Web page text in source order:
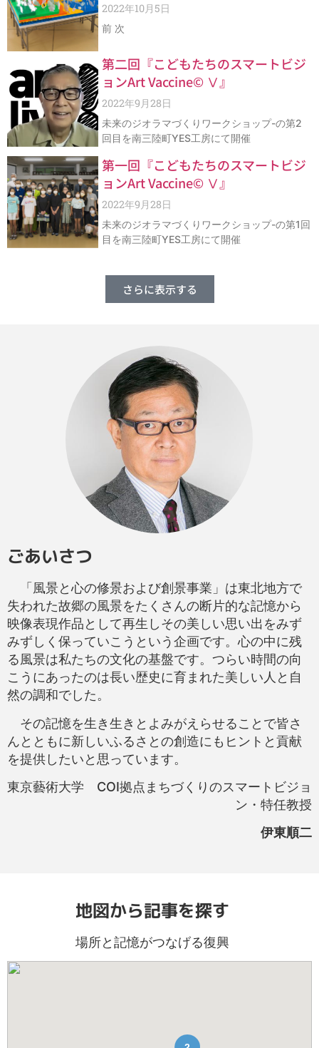
2022年10月5日
前 次
第二回『こどもたちのスマートビジ
ョンArt Vaccine©︎ Ⅴ』
2022年9月28日
未来のジオラマづくりワークショップ-の第2
回目を南三陸町YES工房にて開催
第一回『こどもたちのスマートビジ
ョンArt Vaccine©︎ Ⅴ』
2022年9月28日
未来のジオラマづくりワークショップ-の第1回
目を南三陸町YES工房にて開催
さらに表示する
ごあいさつ
「風景と心の修景および創景事業」は東北地方で
失われた故郷の風景をたくさんの断片的な記憶から
映像表現作品として再生しその美しい思い出をみず
みずしく保っていこうという企画です。心の中に残
る風景は私たちの文化の基盤です。つらい時間の向
こうにあったのは長い歴史に育まれた美しい人と自
然の調和でした。
その記憶を生き生きとよみがえらせることで皆さ
んとともに新しいふるさとの創造にもヒントと貢献
を提供したいと思っています。
東京藝術大学 COI拠点まちづくりのスマートビジョ
ン・特任教授
伊東順二
地図から記事を探す
場所と記憶がつなげる復興